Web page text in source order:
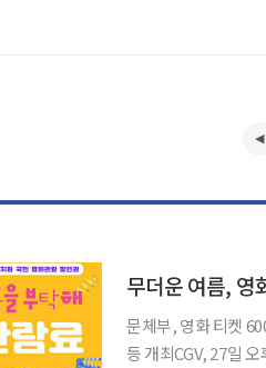
무더운 여름, 영
문체부, 영화 티켓
등 개최CGV, 27일 오후 6시에